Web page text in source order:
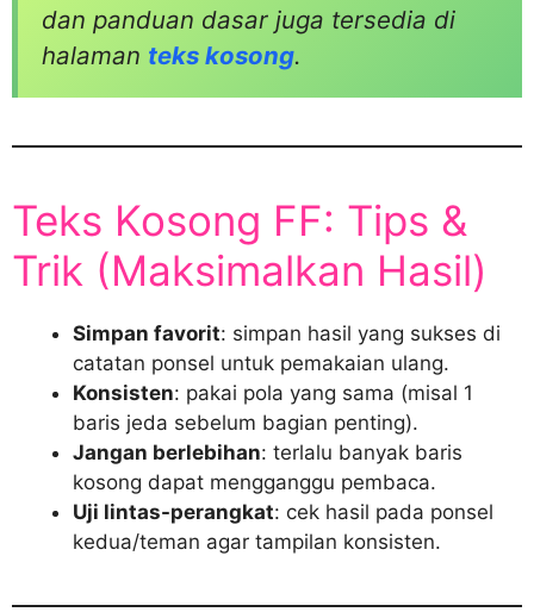
dan panduan dasar juga tersedia di
halaman teks kosong.
Teks Kosong FF: Tips &
Trik (Maksimalkan Hasil)
Simpan favorit: simpan hasil yang sukses di
catatan ponsel untuk pemakaian ulang.
Konsisten: pakai pola yang sama (misal 1
baris jeda sebelum bagian penting).
Jangan berlebihan: terlalu banyak baris
kosong dapat mengganggu pembaca.
Uji lintas-perangkat: cek hasil pada ponsel
kedua/teman agar tampilan konsisten.